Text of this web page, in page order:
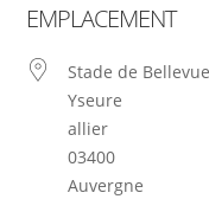
EMPLACEMENT
Stade de Bellevue
Yseure
allier
03400
Auvergne